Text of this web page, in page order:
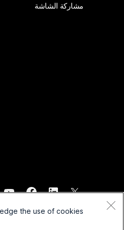
مشاركة الشاشة
2026Cisco و/أو الشركات التابعة لها. جميع الحقوق محفوظة.
the use of cookies.